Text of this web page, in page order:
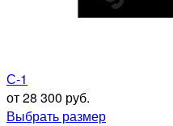
С-1
от 28 300 руб.
Выбрать размер